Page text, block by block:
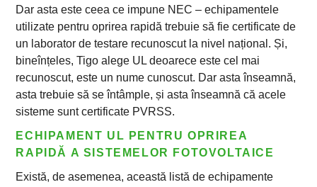
Dar asta este ceea ce impune NEC – echipamentele
utilizate pentru oprirea rapidă trebuie să fie certificate de
un laborator de testare recunoscut la nivel național. Și,
bineînțeles, Tigo alege UL deoarece este cel mai
recunoscut, este un nume cunoscut. Dar asta înseamnă,
asta trebuie să se întâmple, și asta înseamnă că acele
sisteme sunt certificate PVRSS.
ECHIPAMENT UL PENTRU OPRIREA
RAPIDĂ A SISTEMELOR FOTOVOLTAICE
Există, de asemenea, această listă de echipamente